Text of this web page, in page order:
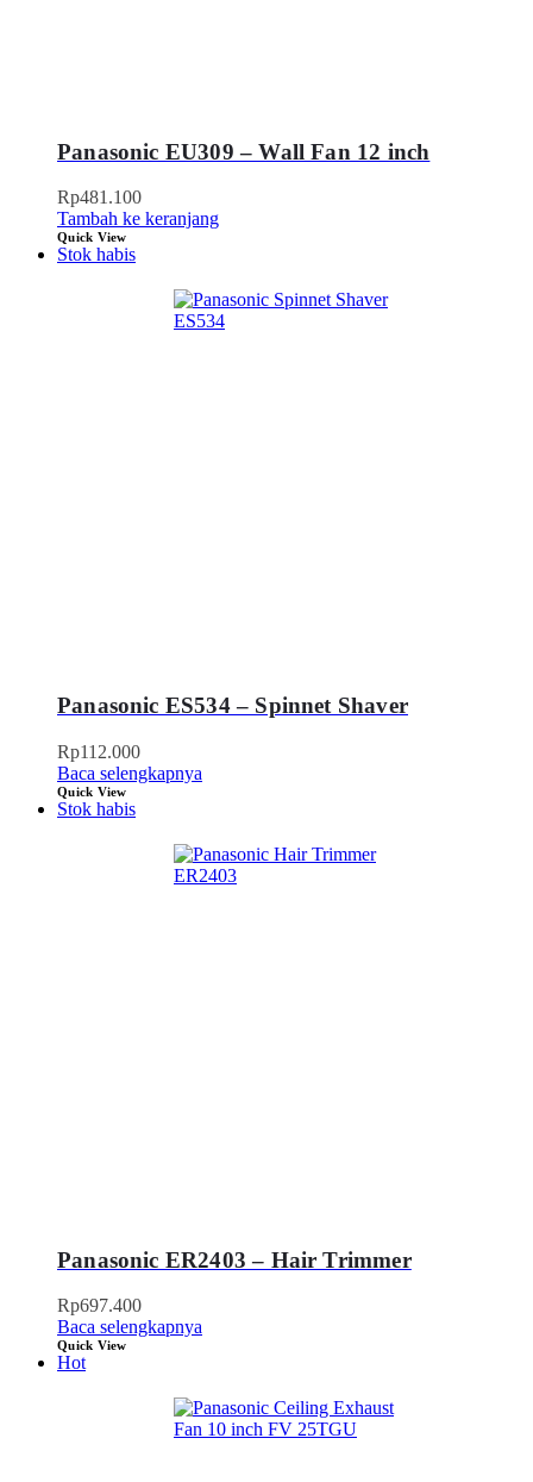
Panasonic EU309 – Wall Fan 12 inch
Rp481.100
Tambah ke keranjang
Quick View
Stok habis
Panasonic ES534 – Spinnet Shaver
Rp112.000
Baca selengkapnya
Quick View
Stok habis
Panasonic ER2403 – Hair Trimmer
Rp697.400
Baca selengkapnya
Quick View
Hot